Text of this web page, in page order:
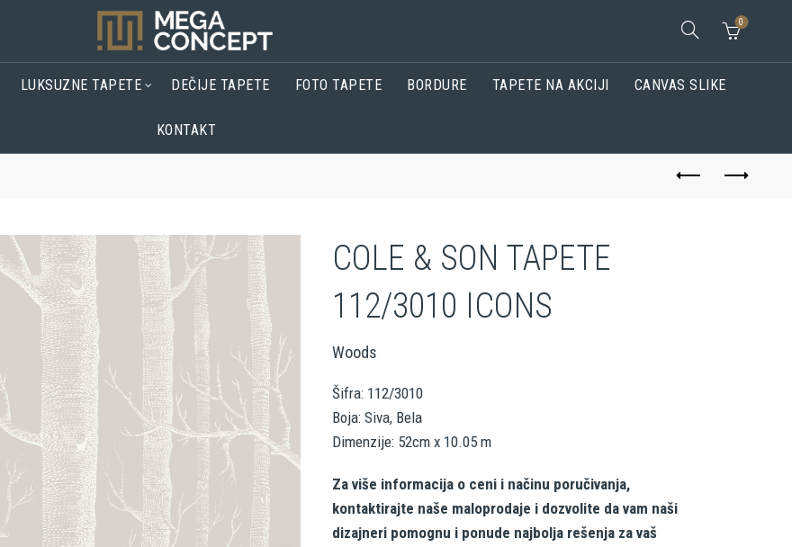
0
LUKSUZNE TAPETE DEČIJE TAPETE FOTO TAPETE BORDURE TAPETE NA AKCIJI CANVAS SLIKE
KONTAKT
COLE & SON TAPETE
112/3010 ICONS
Woods
Šifra: 112/3010
Boja: Siva, Bela
Dimenzije: 52cm x 10.05 m
Za više informacija o ceni i načinu poručivanja,
kontaktirajte naše maloprodaje i dozvolite da vam naši
dizajneri pomognu i ponude najbolja rešenja za vaš